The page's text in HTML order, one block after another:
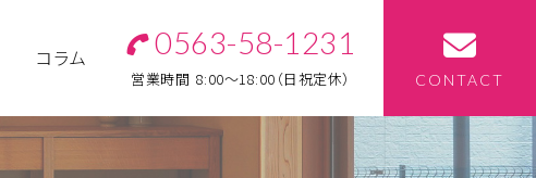
コラム 0563-58-1231
営業時間 8:00～18:00（日祝定休） CONTACT